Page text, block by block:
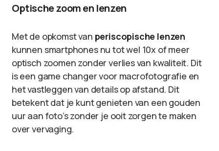
Optische zoom en lenzen
Met de opkomst van periscopische lenzen
kunnen smartphones nu tot wel 10x of meer
optisch zoomen zonder verlies van kwaliteit. Dit
is een game changer voor macrofotografie en
het vastleggen van details op afstand. Dit
betekent dat je kunt genieten van een gouden
uur aan foto’s zonder je ooit zorgen te maken
over vervaging.